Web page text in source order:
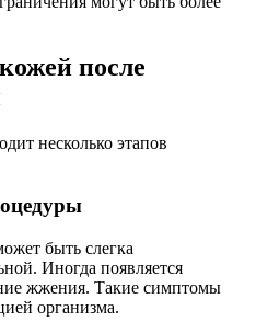
после
несколько этапов
быть слегка
Иногда появляется
жжения. Такие симптомы
организма.